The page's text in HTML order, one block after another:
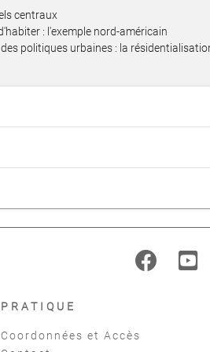
centraux
: l'exemple nord-américain
politiques urbaines : la
PRATIQUE
Coordonnées et Accès